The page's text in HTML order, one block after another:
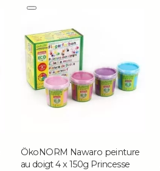
ÖkoNORM Nawaro peinture
au doigt 4 x 150g Princesse